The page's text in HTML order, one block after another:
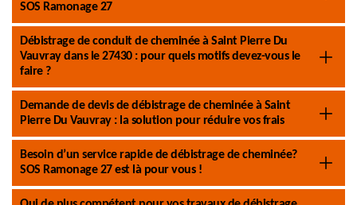
SOS Ramonage 27
Débistrage de conduit de cheminée à Saint Pierre Du
Vauvray dans le 27430 : pour quels motifs devez-vous le
faire ?
Demande de devis de débistrage de cheminée à Saint
Pierre Du Vauvray : la solution pour réduire vos frais
Besoin d’un service rapide de débistrage de cheminée?
SOS Ramonage 27 est là pour vous !